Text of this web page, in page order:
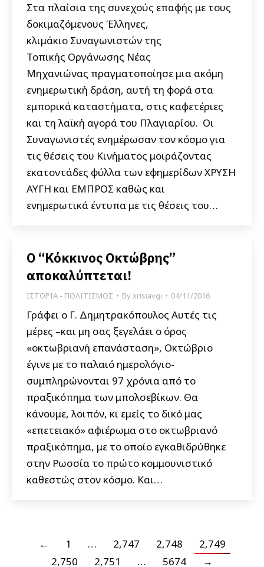
Στα πλαίσια της συνεχούς επαφής με τους
δοκιμαζόμενους Έλληνες,
κλιμάκιο Συναγωνιστών της
Τοπικής Οργάνωσης Νέας
Μηχανιώνας πραγματοποίησε μια ακόμη
ενημερωτική δράση, αυτή τη φορά στα
εμπορικά καταστήματα, στις καφετέριες
και τη λαϊκή αγορά του Πλαγιαρίου. Οι
Συναγωνιστές ενημέρωσαν τον κόσμο για
τις θέσεις του Κινήματος μοιράζοντας
εκατοντάδες φύλλα των εφημερίδων ΧΡΥΣΗ
ΑΥΓΗ και ΕΜΠΡΟΣ καθώς και
ενημερωτικά έντυπα με τις θέσεις του…
Ο “Κόκκινος Οκτώβρης”
αποκαλύπτεται!
ΙΣΤΟΡΙΑ - ΠΟΛΙΤΙΣΜΟΣ Byxrisiavgi 04/11/2016
Γράφει ο Γ. Δημητρακόπουλος Αυτές τις
μέρες –και μη σας ξεγελάει ο όρος
«οκτωβριανή επανάσταση», Οκτώβριο
έγινε με το παλαιό ημερολόγιο-
συμπληρώνονται 97 χρόνια από το
πραξικόπημα των μπολσεβίκων. Θα
κάνουμε, λοιπόν, κι εμείς το δικό μας
«επετειακό» αφιέρωμα στο οκτωβριανό
πραξικόπημα, με το οποίο εγκαθιδρύθηκε
στην Ρωσσία το πρώτο κομμουνιστικό
καθεστώς στον κόσμο. Και…
← 1 … 2,747 2,748
2,749
2,750
2,751 … 5674 →